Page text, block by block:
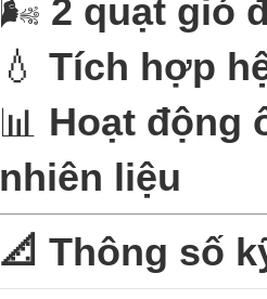
🌬️ 2 quạt gió
💧 Tích hợp
📊 Hoạt động
nhiên liệu
📐 Thông số